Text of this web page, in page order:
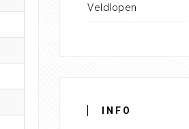
Veldlopen
INFO